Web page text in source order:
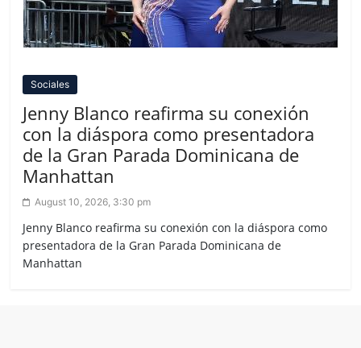
Sociales
Jenny Blanco reafirma su conexión
con la diáspora como presentadora
de la Gran Parada Dominicana de
Manhattan
August 10, 2026, 3:30 pm
Jenny Blanco reafirma su conexión con la diáspora como
presentadora de la Gran Parada Dominicana de
Manhattan